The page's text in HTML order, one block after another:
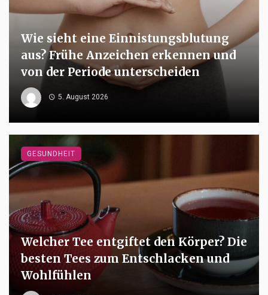
Wie sieht eine Einnistungsblutung
aus? Frühe Anzeichen erkennen und
von der Periode unterscheiden
5. August 2026
Welcher Tee entgiftet den Körper? Die
besten Tees zum Entschlacken und
Wohlfühlen
GESUNDHEIT